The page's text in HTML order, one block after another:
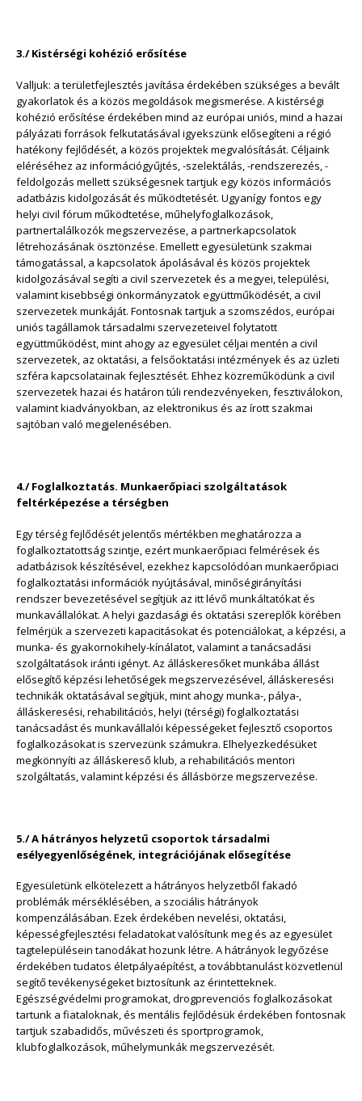
3./ Kistérségi kohézió erősítése
Valljuk: a területfejlesztés javítása érdekében szükséges a bevált
gyakorlatok és a közös megoldások megismerése. A kistérségi
kohézió erősítése érdekében mind az európai uniós, mind a hazai
pályázati források felkutatásával igyekszünk elősegíteni a régió
hatékony fejlődését, a közös projektek megvalósítását. Céljaink
eléréséhez az információgyűjtés, -szelektálás, -rendszerezés, -
feldolgozás mellett szükségesnek tartjuk egy közös információs
adatbázis kidolgozását és működtetését. Ugyanígy fontos egy
helyi civil fórum működtetése, műhelyfoglalkozások,
partnertalálkozók megszervezése, a partnerkapcsolatok
létrehozásának ösztönzése. Emellett egyesületünk szakmai
támogatással, a kapcsolatok ápolásával és közös projektek
kidolgozásával segíti a civil szervezetek és a megyei, települési,
valamint kisebbségi önkormányzatok együttműködését, a civil
szervezetek munkáját. Fontosnak tartjuk a szomszédos, európai
uniós tagállamok társadalmi szervezeteivel folytatott
együttműködést, mint ahogy az egyesület céljai mentén a civil
szervezetek, az oktatási, a felsőoktatási intézmények és az üzleti
szféra kapcsolatainak fejlesztését. Ehhez közreműködünk a civil
szervezetek hazai és határon túli rendezvényeken, fesztiválokon,
valamint kiadványokban, az elektronikus és az írott szakmai
sajtóban való megjelenésében.
4./ Foglalkoztatás. Munkaerőpiaci szolgáltatások
feltérképezése a térségben
Egy térség fejlődését jelentős mértékben meghatározza a
foglalkoztatottság szintje, ezért munkaerőpiaci felmérések és
adatbázisok készítésével, ezekhez kapcsolódóan munkaerőpiaci
foglalkoztatási információk nyújtásával, minőségirányítási
rendszer bevezetésével segítjük az itt lévő munkáltatókat és
munkavállalókat. A helyi gazdasági és oktatási szereplők körében
felmérjük a szervezeti kapacitásokat és potenciálokat, a képzési, a
munka- és gyakornokihely-kínálatot, valamint a tanácsadási
szolgáltatások iránti igényt. Az álláskeresőket munkába állást
elősegítő képzési lehetőségek megszervezésével, álláskeresési
technikák oktatásával segítjük, mint ahogy munka-, pálya-,
álláskeresési, rehabilitációs, helyi (térségi) foglalkoztatási
tanácsadást és munkavállalói képességeket fejlesztő csoportos
foglalkozásokat is szervezünk számukra. Elhelyezkedésüket
megkönnyíti az álláskereső klub, a rehabilitációs mentori
szolgáltatás, valamint képzési és állásbörze megszervezése.
5./ A hátrányos helyzetű csoportok társadalmi
esélyegyenlőségének, integrációjának elősegítése
Egyesületünk elkötelezett a hátrányos helyzetből fakadó
problémák mérséklésében, a szociális hátrányok
kompenzálásában. Ezek érdekében nevelési, oktatási,
képességfejlesztési feladatokat valósítunk meg és az egyesület
tagtelepülésein tanodákat hozunk létre. A hátrányok legyőzése
érdekében tudatos életpályaépítést, a továbbtanulást közvetlenül
segítő tevékenységeket biztosítunk az érintetteknek.
Egészségvédelmi programokat, drogprevenciós foglalkozásokat
tartunk a fiataloknak, és mentális fejlődésük érdekében fontosnak
tartjuk szabadidős, művészeti és sportprogramok,
klubfoglalkozások, műhelymunkák megszervezését.